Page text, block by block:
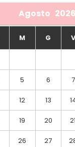
Agosto 2026
M G V
5 6 7
12 13
19 20 21
26 27